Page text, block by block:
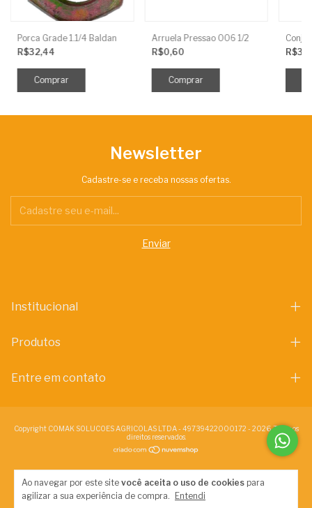
Ao navegar por este site você aceita o uso de cookies para
agilizar a sua experiência de compra.
Entendi
Porca Grade 1.1/4 Baldan
R$32,44
Arruela Pressao 006 1/2
R$0,60
Newsletter
Cadastre-se e receba nossas ofertas.
Institucional
Produtos
Entre em contato
Copyright COMAK SOLUCOES AGRICOLAS LTDA - 49739422000172 - 2026. Todos os
direitos reservados.